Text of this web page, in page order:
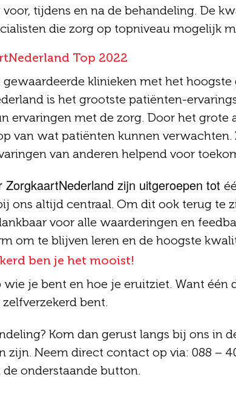
tijdens en na de behandeling. De
die zorg op topniveau mogelijk
Top 2022
gewaardeerde klinieken met het
is het grootste patiënten-
ervaringen met de zorg. Door het grote
van wat patiënten kunnen verwachten.
van anderen helpend voor
zijn uitgeroepen tot
ons altijd centraal. Om dit ook terug te
voor alle waarderingen en
om te blijven leren en de hoogste
ben je het mooist!
je bent en hoe je eruitziet. Want één
zelfverzekerd bent.
Kom dan gerust langs bij ons in
zijn. Neem direct contact op via: 088 –
de onderstaande button.